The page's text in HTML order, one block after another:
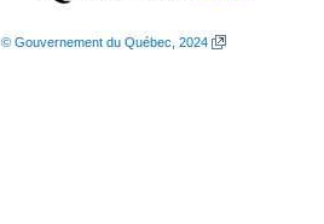
© Gouvernement du Québec, 2024